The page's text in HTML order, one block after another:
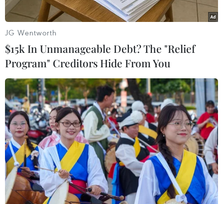
Một cơ sở khai thác dầu ở gần al-Khurj, phía Nam thủ đô
Riyadh (Saudi Arabia). (Nguồn: AFP/TTXVN)
Saudi Arabia đã khôi phục sản lượng dầu mỏ
lên mức 11,3 triệu thùng/ngày, duy trì đà phục
hồi nhanh hơn dự kiến sau loạt vụ tấn công
JG Wentworth
$15k In Unmanageable Debt? The "Relief
Program" Creditors Hide From You